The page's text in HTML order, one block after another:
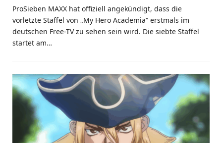
ProSieben MAXX hat offiziell angekündigt, dass die
vorletzte Staffel von „My Hero Academia“ erstmals im
deutschen Free-TV zu sehen sein wird. Die siebte Staffel
startet am…